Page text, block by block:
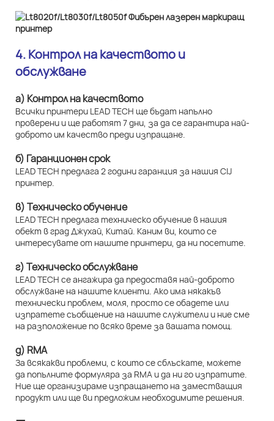
4. Контрол на качеството и
обслужване
а) Контрол на качеството
Всички принтери LEAD TECH ще бъдат напълно
проверени и ще работят 7 дни, за да се гарантира най-
доброто им качество преди изпращане.
б) Гаранционен срок
LEAD TECH предлага 2 години гаранция за нашия CIJ
принтер.
в) Техническо обучение
LEAD TECH предлага техническо обучение в нашия
обект в град Джухай, Китай. Каним ви, които се
интересувате от нашите принтери, да ни посетите.
г) Техническо обслужване
LEAD TECH се ангажира да предоставя най-доброто
обслужване на нашите клиенти. Ако има някакъв
технически проблем, моля, просто се обадете или
изпратете съобщение на нашите служители и ние сме
на разположение по всяко време за вашата помощ.
д) RMA
За всякакви проблеми, с които се сблъскате, можете
да попълните формуляра за RMA и да ни го изпратите.
Ние ще организираме изпращането на заместващия
продукт или ще ви предложим необходимите решения.